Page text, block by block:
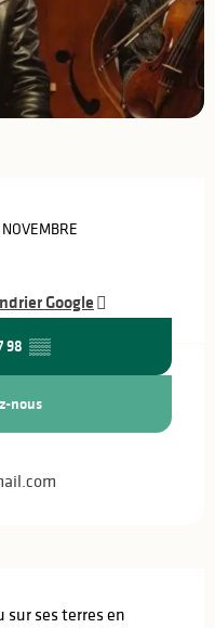
NOVEMBRE
Google
98 ▒▒
nous
ses terres en